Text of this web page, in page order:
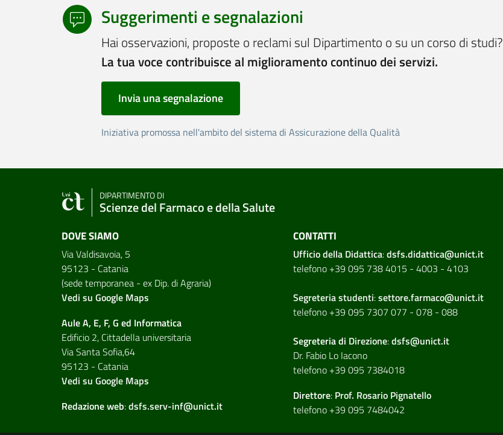
Suggerimenti e segnalazioni
Hai osservazioni, proposte o reclami sul Dipartimento o su un corso di studi?
La tua voce contribuisce al miglioramento continuo dei servizi.
Invia una segnalazione
Iniziativa promossa nell'ambito del sistema di Assicurazione della Qualità
DIPARTIMENTO DI
Scienze del Farmaco e della Salute
DOVE SIAMO
Via Valdisavoia, 5
95123 - Catania
(sede temporanea - ex Dip. di Agraria)
Vedi su Google Maps
Aule A, E, F, G ed Informatica
Edificio 2, Cittadella universitaria
Via Santa Sofia,64
95123 - Catania
Vedi su Google Maps
Redazione web:dsfs.serv-inf@unict.it
CONTATTI
Ufficio della Didattica:dsfs.didattica@unict.it
telefono +39 095 738 4015 - 4003 - 4103
Segreteria studenti:settore.farmaco@unict.it
telefono +39 095 7307 077 - 078 - 088
Segreteria di Direzione:dsfs@unict.it
Dr. Fabio Lo Iacono
telefono +39 095 7384018
Direttore: Prof. Rosario Pignatello
telefono +39 095 7484042